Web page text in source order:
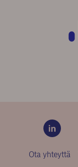
Ota yhteyttä